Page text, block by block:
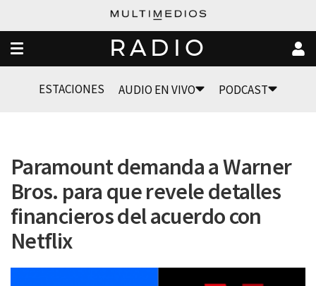
RADIO
ESTACIONES AUDIO EN VIVO PODCAST
Paramount demanda a Warner
Bros. para que revele detalles
financieros del acuerdo con
Netflix